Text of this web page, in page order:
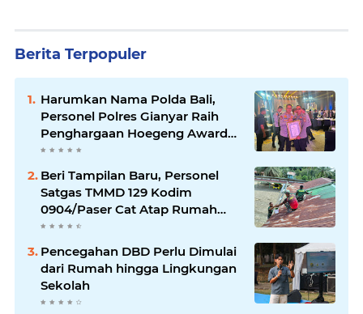
Berita Terpopuler
Harumkan Nama Polda Bali,
Personel Polres Gianyar Raih
Penghargaan Hoegeng Awards
2026
Beri Tampilan Baru, Personel
Satgas TMMD 129 Kodim
0904/Paser Cat Atap Rumah
Marbot
Pencegahan DBD Perlu Dimulai
dari Rumah hingga Lingkungan
Sekolah